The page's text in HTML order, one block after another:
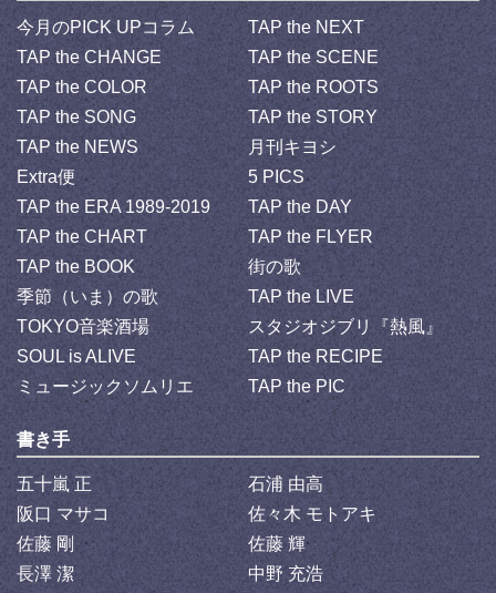
今月のPICK UPコラム
TAP the NEXT
TAP the CHANGE
TAP the SCENE
TAP the COLOR
TAP the ROOTS
TAP the SONG
TAP the STORY
TAP the NEWS
月刊キヨシ
Extra便
5 PICS
TAP the ERA 1989-2019
TAP the DAY
TAP the CHART
TAP the FLYER
TAP the BOOK
街の歌
季節（いま）の歌
TAP the LIVE
TOKYO音楽酒場
スタジオジブリ『熱風』
SOUL is ALIVE
TAP the RECIPE
ミュージックソムリエ
TAP the PIC
書き手
五十嵐 正
石浦 由高
阪口 マサコ
佐々木 モトアキ
佐藤 剛
佐藤 輝
長澤 潔
中野 充浩